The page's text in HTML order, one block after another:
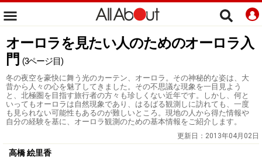
オーロラを見たい人のためのオーロラ入
門 (3ページ目)
冬の夜空を豪快に舞う光のカーテン、オーロラ。その神秘的な姿は、大
昔から人々の心を魅了してきました。その不思議な現象を一目見よう
と、北極圏を目指す旅行者の方々も珍しくない近年です。しかし、何と
いってもオーロラは自然現象であり、はるばる観測しに訪れても、一度
も見られない可能性もあるのが難しいところ。現地の人から得た情報や
自分の経験を基に、オーロラ観測のための基本情報をご紹介します。
更新日： 2013年04月02日
高橋 絵里香